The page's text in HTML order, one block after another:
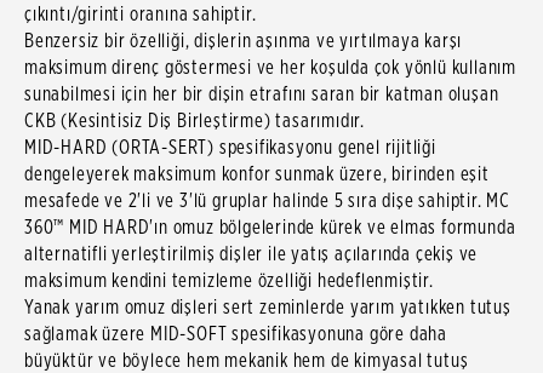
çıkıntı/girinti oranına sahiptir.
Benzersiz bir özelliği, dişlerin aşınma ve yırtılmaya karşı
maksimum direnç göstermesi ve her koşulda çok yönlü kullanım
sunabilmesi için her bir dişin etrafını saran bir katman oluşan
CKB (Kesintisiz Diş Birleştirme) tasarımıdır.
MID-HARD (ORTA-SERT) spesifikasyonu genel rijitliği
dengeleyerek maksimum konfor sunmak üzere, birinden eşit
mesafede ve 2'li ve 3'lü gruplar halinde 5 sıra dişe sahiptir. MC
360™ MID HARD'ın omuz bölgelerinde kürek ve elmas formunda
alternatifli yerleştirilmiş dişler ile yatış açılarında çekiş ve
maksimum kendini temizleme özelliği hedeflenmiştir.
Yanak yarım omuz dişleri sert zeminlerde yarım yatıkken tutuş
sağlamak üzere MID-SOFT spesifikasyonuna göre daha
büyüktür ve böylece hem mekanik hem de kimyasal tutuş